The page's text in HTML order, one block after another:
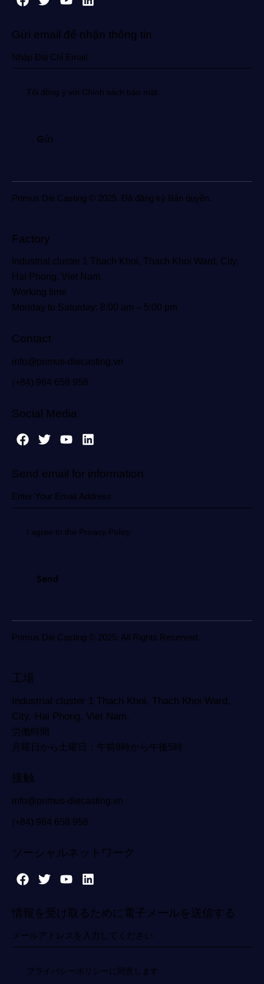
Gửi email để nhận thông tin
Tôi đồng ý với Chính sách bảo mật.
Primus Die Casting © 2025. Đã đăng ký Bản quyền.
Factory
Industrial cluster 1 Thach Khoi, Thach Khoi Ward, City.
Hai Phong, Viet Nam.
Working time
Monday to Saturday: 8:00 am – 5:00 pm
Contact
info@primus-diecasting.vn
(+84) 964 658 958
Social Media
Send email for information
I agree to the Privacy Policy.
Primus Die Casting © 2025. All Rights Reserved.
工場
Industrial cluster 1 Thach Khoi, Thach Khoi Ward,
City. Hai Phong, Viet Nam.
労働時間
月曜日から土曜日：午前8時から午後5時
接触
info@primus-diecasting.vn
(+84) 964 658 958
ソーシャルネットワーク
情報を受け取るために電子メールを送信する
プライバシーポリシーに同意します.